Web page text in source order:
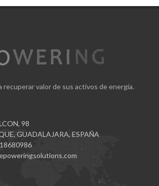
recuperar valor de sus activos de energía.
98
GUADALAJARA, ESPAÑA